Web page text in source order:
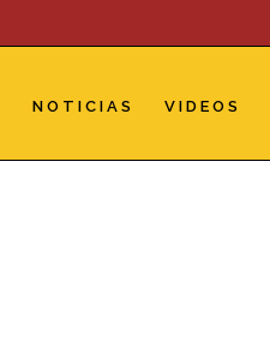
NOTICIAS VIDEOS